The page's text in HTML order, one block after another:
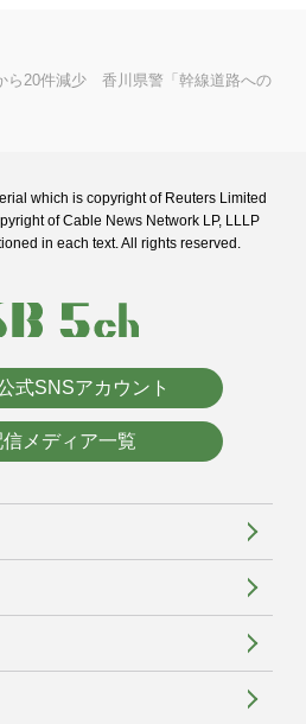
20件減少 香川県警「幹線道路への
which is copyright of Reuters Limited
of Cable News Network LP, LLLP
in each text. All rights reserved.
式SNSアカウント
信メディア一覧